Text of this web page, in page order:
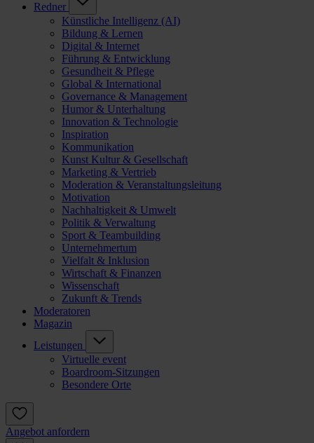
Redner
Künstliche Intelligenz (AI)
Bildung & Lernen
Digital & Internet
Führung & Entwicklung
Gesundheit & Pflege
Global & International
Governance & Management
Humor & Unterhaltung
Innovation & Technologie
Inspiration
Kommunikation
Kunst Kultur & Gesellschaft
Marketing & Vertrieb
Moderation & Veranstaltungsleitung
Motivation
Nachhaltigkeit & Umwelt
Politik & Verwaltung
Sport & Teambuilding
Unternehmertum
Vielfalt & Inklusion
Wirtschaft & Finanzen
Wissenschaft
Zukunft & Trends
Moderatoren
Magazin
Leistungen
Virtuelle event
Boardroom-Sitzungen
Besondere Orte
Angebot anfordern